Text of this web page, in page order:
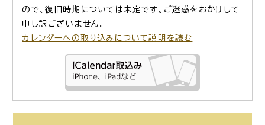
ので、復旧時期については未定です。ご迷惑をおかけして
申し訳ございません。
カレンダーへの取り込みについて説明を読む